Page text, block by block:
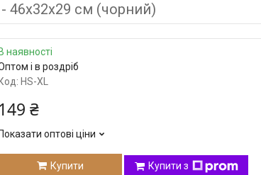
- 46x32x29 см (чорний)
В наявності
і в роздріб
Код: HS-XL
149 ₴
Показати оптові ціни
Купити Купити з